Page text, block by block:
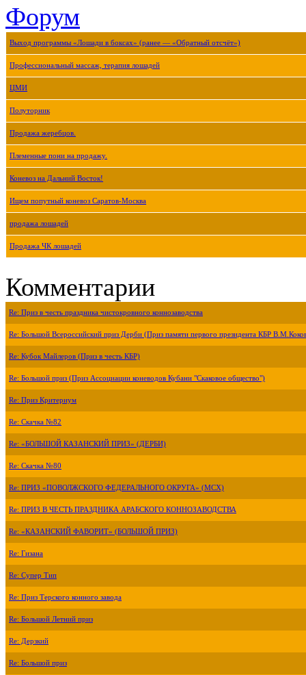
Форум
Выход программы «Лошади в боксах» (ранее — «Обратный отсчёт»)
Профессиональный массаж, терапия лошадей
ЦМИ
Полуторник
Продажа жеребцов.
Племенные пони на продажу.
Коневоз на Дальний Восток!
Ищем попутный коневоз Саратов-Москва
продажа лошадей
Продажа ЧК лошадей
Комментарии
Re: Приз в честь праздника чистокровного коннозаводства
Re: Большой Всероссийский приз Дерби (Приз памяти первого президента КБР
Re: Кубок Майлеров (Приз в честь КБР)
Re: Большой приз (Приз Ассоциации коневодов Кубани "Скаковое общество")
Re: Приз Критериум
Re: Скачка №82
Re: «БОЛЬШОЙ КАЗАНСКИЙ ПРИЗ» (ДЕРБИ)
Re: Скачка №80
Re: ПРИЗ «ПОВОЛЖСКОГО ФЕДЕРАЛЬНОГО ОКРУГА» (МСХ)
Re: ПРИЗ В ЧЕСТЬ ПРАЗДНИКА АРАБСКОГО КОННОЗАВОДСТВА
Re: «КАЗАНСКИЙ ФАВОРИТ» (БОЛЬШОЙ ПРИЗ)
Re: Гизана
Re: Супер Тип
Re: Приз Терского конного завода
Re: Большой Летний приз
Re: Дерзкий
Re: Большой приз